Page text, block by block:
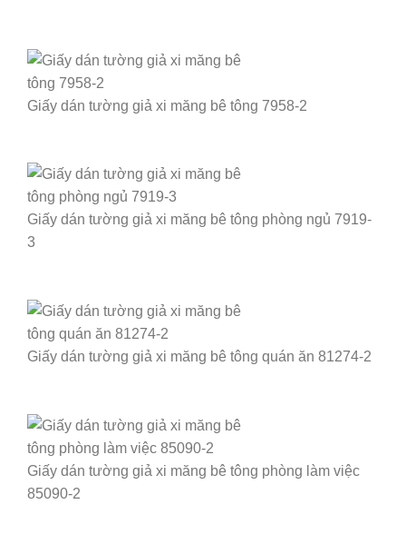
Giấy dán tường giả xi măng bê tông 7958-2
Giấy dán tường giả xi măng bê tông phòng ngủ 7919-
3
Giấy dán tường giả xi măng bê tông quán ăn 81274-2
Giấy dán tường giả xi măng bê tông phòng làm việc
85090-2